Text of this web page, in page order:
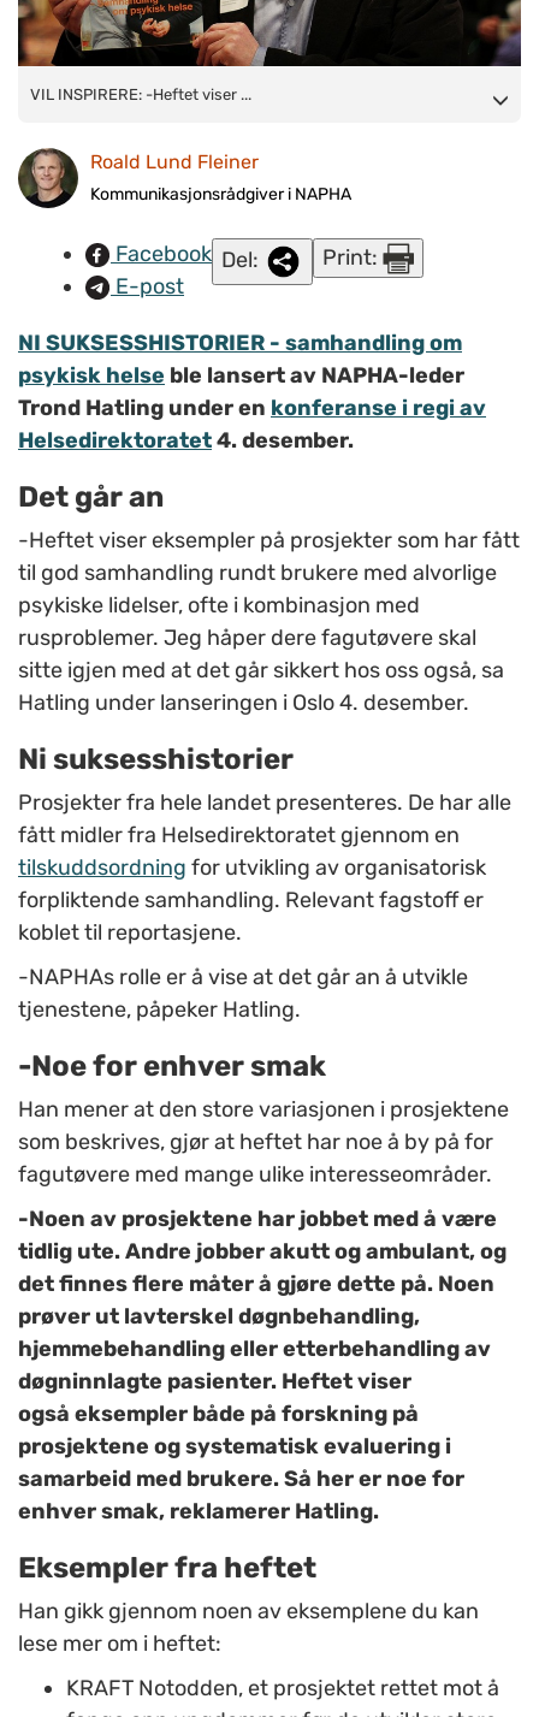
VIL INSPIRERE: -Heftet viser eksempler på prosjekter som
psykiske lidelser, ofte i kombinasjon med rusproblemer. Jeg
håper dere fagutøvere skal sitte igjen med at det går sikkert
desember. FOTO: Roald Lund Fleiner/NAPHA.
VIL INSPIRERE: -Heftet viser ...
Roald Lund Fleiner
Kommunikasjonsrådgiver i NAPHA
Facebook
E-post
Del: Print:
NI SUKSESSHISTORIER - samhandling om
psykisk helse ble lansert av NAPHA-leder
Trond Hatling under en konferanse i regi av
Helsedirektoratet4. desember.
Det går an
-Heftet viser eksempler på prosjekter som har fått
til god samhandling rundt brukere med alvorlige
psykiske lidelser, ofte i kombinasjon med
rusproblemer. Jeg håper dere fagutøvere skal
sitte igjen med at det går sikkert hos oss også, sa
Hatling under lanseringen i Oslo 4. desember.
Ni suksesshistorier
Prosjekter fra hele landet presenteres. De har alle
fått midler fra Helsedirektoratet gjennom en
tilskuddsordning for utvikling av organisatorisk
forpliktende samhandling. Relevant fagstoff er
koblet til reportasjene.
-NAPHAs rolle er å vise at det går an å utvikle
tjenestene, påpeker Hatling.
-Noe for enhver smak
Han mener at den store variasjonen i prosjektene
som beskrives, gjør at heftet har noe å by på for
fagutøvere med mange ulike interesseområder.
-Noen av prosjektene har jobbet med å være
tidlig ute. Andre jobber akutt og ambulant, og
det finnes flere måter å gjøre dette på. Noen
prøver ut lavterskel døgnbehandling,
hjemmebehandling eller etterbehandling av
døgninnlagte pasienter. Heftet viser
også eksempler både på forskning på
prosjektene og systematisk evaluering i
samarbeid med brukere. Så her er noe for
enhver smak, reklamerer Hatling.
Eksempler fra heftet
Han gikk gjennom noen av eksemplene du kan
lese mer om i heftet:
KRAFT Notodden, et prosjektet rettet mot å